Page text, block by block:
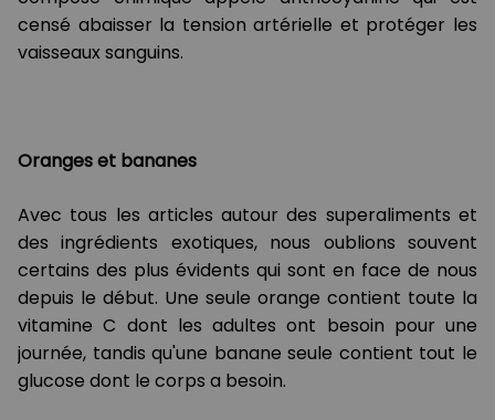
censé abaisser la tension artérielle et protéger les
vaisseaux sanguins.
Oranges et bananes
Avec tous les articles autour des superaliments et
des ingrédients exotiques, nous oublions souvent
certains des plus évidents qui sont en face de nous
depuis le début. Une seule orange contient toute la
vitamine C dont les adultes ont besoin pour une
journée, tandis qu'une banane seule contient tout le
glucose dont le corps a besoin.